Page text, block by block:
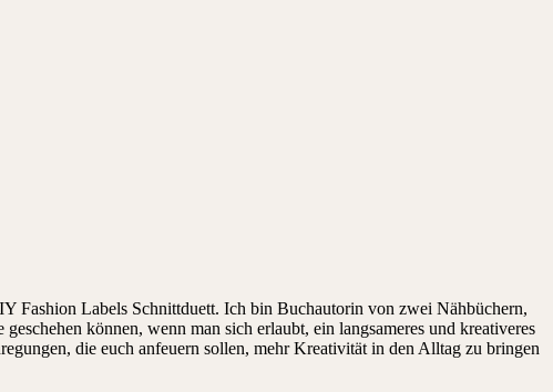
Labels Schnittduett. Ich bin Buchautorin von zwei Nähbüchern,
können, wenn man sich erlaubt, ein langsameres und kreativeres
die euch anfeuern sollen, mehr Kreativität in den Alltag zu bringen